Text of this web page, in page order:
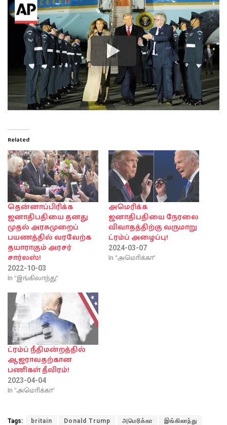
Related
தென்னாப்பிரிக்க
ஜனாதிபதியை தனது
முதல் அரசுமுறைப்
பயணத்தில் வரவேற்க
தயாராகும் அரசர்
சார்லஸ்!
2022-10-03
In "இங்கிலாந்து"
அமெரிக்க
ஜனாதிபதியை நேரலை
விவாதத்திற்கு வருமாறு
ட்ரம்ப் அழைப்பு!
2024-03-07
In "அமொிக்கா"
ட்ரம்ப் நீதிமன்றத்தில்
ஆஜராவதற்கான
பணிகள் தீவிரம்!
2023-04-04
In "அமொிக்கா"
Tags: britain Donald Trump அமெரிக்கா இங்கிலாந்து